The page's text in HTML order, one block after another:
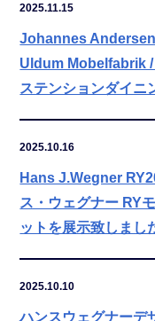
2025.11.15
Johannes
Uldum Mobelfabrik /
ステンションダイニ
2025.10.16
Hans J.Wegner
ス・ウェグナー RY
ットを展示致しまし
2025.10.10
ハンスウェグナーデ